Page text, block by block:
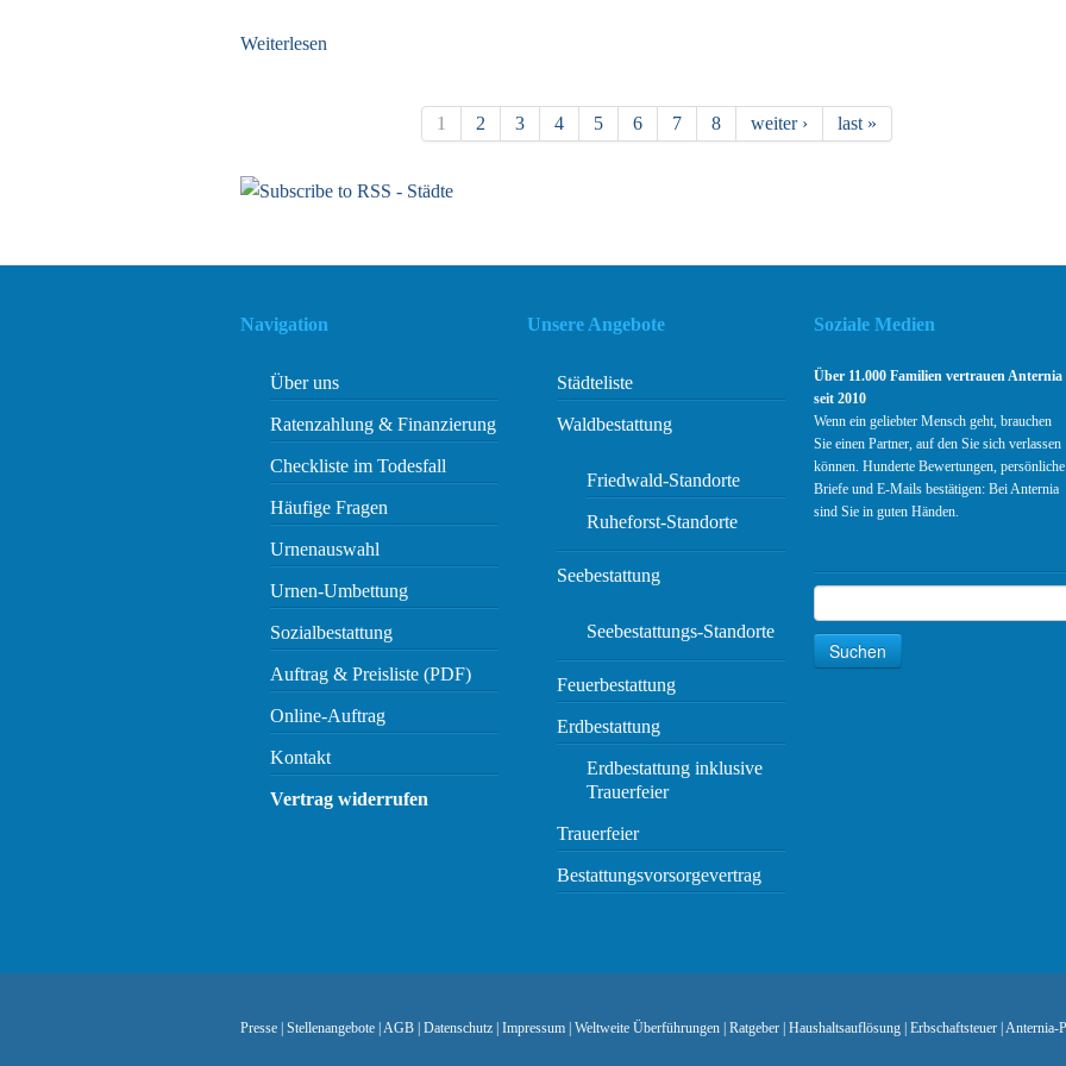
Weiterlesen
1 2 3 4 5 6 7 8 weiter › last »
Navigation
Über uns
Ratenzahlung & Finanzierung
Checkliste im Todesfall
Häufige Fragen
Urnenauswahl
Urnen-Umbettung
Sozialbestattung
Auftrag & Preisliste (PDF)
Online-Auftrag
Kontakt
Vertrag widerrufen
Unsere Angebote
Städteliste
Waldbestattung
Friedwald-Standorte
Ruheforst-Standorte
Seebestattung
Seebestattungs-Standorte
Feuerbestattung
Erdbestattung
Erdbestattung inklusive
Trauerfeier
Trauerfeier
Bestattungsvorsorgevertrag
Soziale Medien
Über 11.000 Familien vertrauen Anternia
seit 2010
Wenn ein geliebter Mensch geht, brauchen
Sie einen Partner, auf den Sie sich verlassen
können. Hunderte Bewertungen, persönliche
Briefe und E-Mails bestätigen: Bei Anternia
sind Sie in guten Händen.
Suchen
Presse | Stellenangebote | AGB | Datenschutz | Impressum | Weltweite Überführungen | Ratgeber | Haushaltsauflösung | Erbschaftsteuer | Anternia-